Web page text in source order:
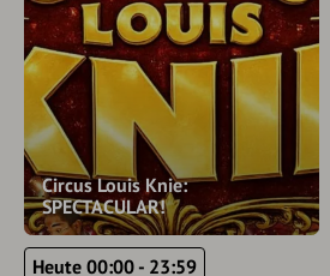
Circus Louis Knie:
SPECTACULAR!
Heute 00:00 - 23:59